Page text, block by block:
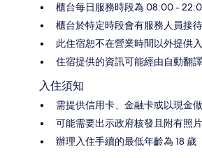
櫃台每日服務時段為 08:00 -
櫃台於特定時段會有服務人員接待
此住宿恕不在營業時間以外提供入
住宿提供的資訊可能經由自動翻
入住須知
需提供信用卡、金融卡或以現金
可能需要出示政府核發且附有照
辦理入住手續的最低年齡為 18 歲